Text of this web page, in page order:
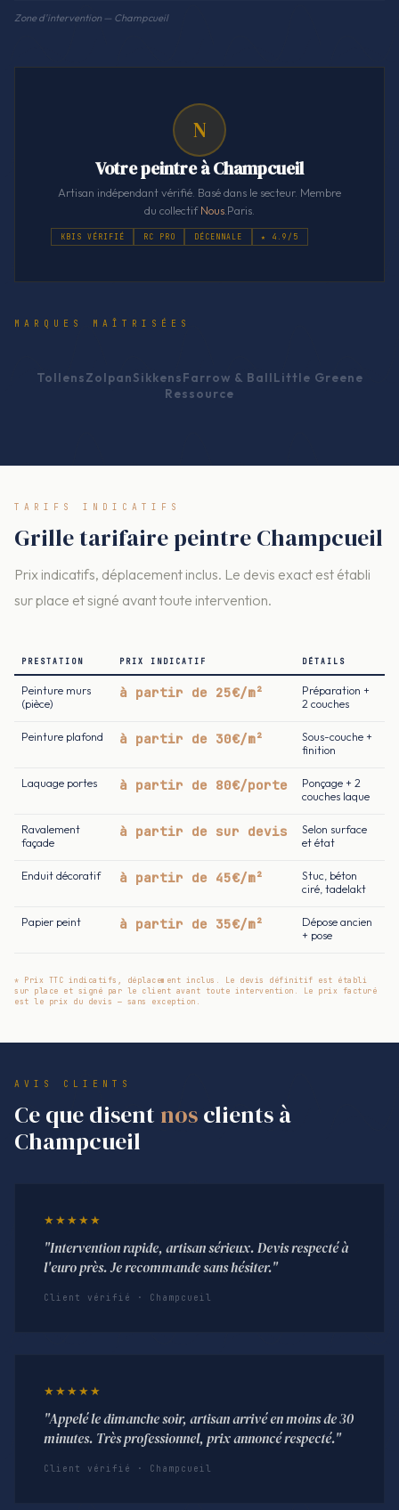
Zone d'intervention — Champcueil
N
Votre peintre à Champcueil
Artisan indépendant vérifié. Basé dans le secteur. Membre
du collectifNous.Paris.
KBIS VÉRIFIÉ RC PRO DÉCENNALE ★ 4.9/5
MARQUES MAÎTRISÉES
TollensZolpanSikkensFarrow & BallLittle Greene
Ressource
TARIFS INDICATIFS
Grille tarifaire peintre Champcueil
Prix indicatifs, déplacement inclus. Le devis exact est établi
sur place et signé avant toute intervention.
PRESTATION PRIX INDICATIF DÉTAILS
Peinture murs
(pièce)
à partir de 25€/m²
Préparation +
2 couches
Peinture plafond à partir de 30€/m²
Sous-couche +
finition
Laquage portes à partir de 80€/porte
Ponçage + 2
couches laque
Ravalement
façade
à partir de sur devis
Selon surface
et état
Enduit décoratif à partir de 45€/m²
Stuc, béton
ciré, tadelakt
Papier peint à partir de 35€/m²
Dépose ancien
+ pose
* Prix TTC indicatifs, déplacement inclus. Le devis définitif est établi
sur place et signé par le client avant toute intervention. Le prix facturé
est le prix du devis — sans exception.
AVIS CLIENTS
Ce que disent nosclients à
Champcueil
★★★★★
"Intervention rapide, artisan sérieux. Devis respecté à
l'euro près. Je recommande sans hésiter."
Client vérifié · Champcueil
★★★★★
"Appelé le dimanche soir, artisan arrivé en moins de 30
minutes. Très professionnel, prix annoncé respecté."
Client vérifié · Champcueil